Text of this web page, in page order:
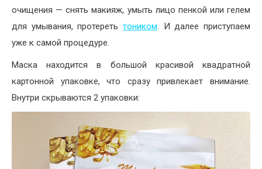
очищения — снять макияж, умыть лицо пенкой или гелем
для умывания, протереть тоником. И далее приступаем
уже к самой процедуре.
Маска находится в большой красивой квадратной
картонной упаковке, что сразу привлекает внимание.
Внутри скрываются 2 упаковки: